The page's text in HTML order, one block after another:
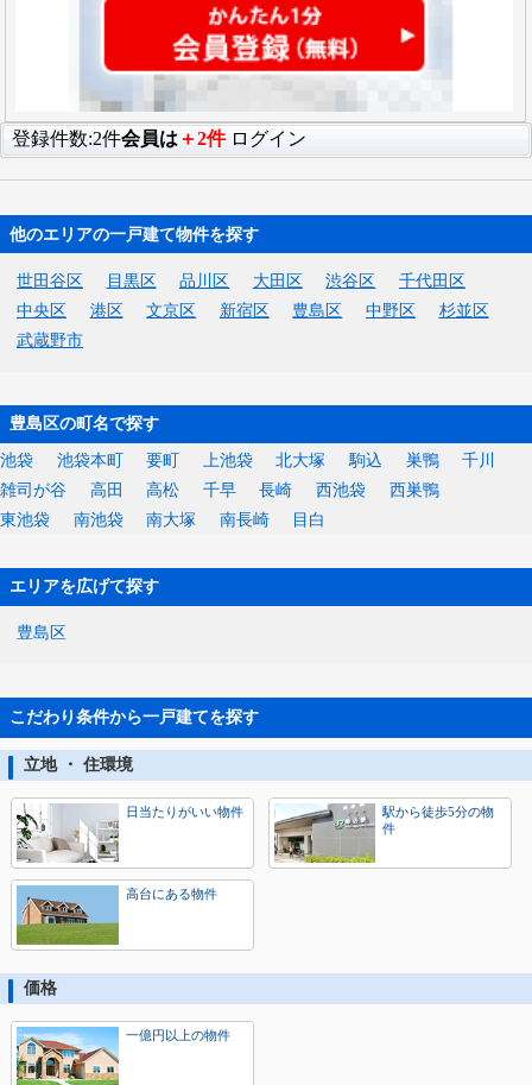
登録件数:2件会員は ＋2件 ログイン
他のエリアの一戸建て物件を探す
世田谷区 目黒区 品川区 大田区 渋谷区
千代田区
中央区
港区 文京区 新宿区 豊島区 中野区
杉並区
武蔵野市
豊島区の町名で探す
池袋 池袋本町 要町 上池袋 北大塚 駒込 巣鴨
千川
雑司が谷
高田 高松 千早 長崎 西池袋
西巣鴨
東池袋
南池袋 南大塚 南長崎 目白
エリアを広げて探す
豊島区
こだわり条件から一戸建てを探す
立地 ・ 住環境
日当たりがいい物件
駅から徒歩5分の物
件
高台にある物件
価格
一億円以上の物件